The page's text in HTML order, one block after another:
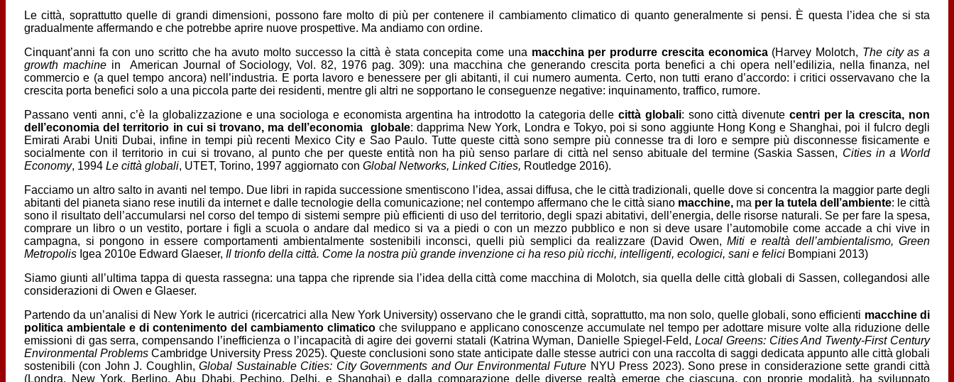
Le città, soprattutto quelle di grandi dimensioni, possono fare molto di più per contenere il cambiamento climatico di quanto generalmente si pensi. È questa l’idea che si sta
gradualmente affermando e che potrebbe aprire nuove prospettive. Ma andiamo con ordine.
Cinquant’anni fa con uno scritto che ha avuto molto successo la città è stata concepita come una macchina per produrre crescita economica(Harvey Molotch, The city as a
growth machine in American Journal of Sociology, Vol. 82, 1976 pag. 309): una macchina che generando crescita porta benefici a chi opera nell’edilizia, nella finanza, nel
commercio e (a quel tempo ancora) nell’industria. E porta lavoro e benessere per gli abitanti, il cui numero aumenta. Certo, non tutti erano d’accordo: i critici osservavano che la
crescita porta benefici solo a una piccola parte dei residenti, mentre gli altri ne sopportano le conseguenze negative: inquinamento, traffico, rumore.
Passano venti anni, c’è la globalizzazione e una sociologa e economista argentina ha introdotto la categoria dellecittà globali: sono città divenute centri per la crescita, non
dell’economia del territorio in cui si trovano, ma dell’economia globale: dapprima New York, Londra e Tokyo, poi si sono aggiunte Hong Kong e Shanghai, poi il fulcro degli
Emirati Arabi Uniti Dubai, infine in tempi più recenti Mexico City e Sao Paulo. Tutte queste città sono sempre più connesse tra di loro e sempre più disconnesse fisicamente e
socialmente con il territorio in cui si trovano, al punto che per queste entità non ha più senso parlare di città nel senso abituale del termine (Saskia Sassen, Cities in a World
Economy, 1994 Le città globali, UTET, Torino, 1997 aggiornato con Global Networks, Linked Cities, Routledge 2016).
Facciamo un altro salto in avanti nel tempo. Due libri in rapida successione smentiscono l’idea, assai diffusa, che le città tradizionali, quelle dove si concentra la maggior parte degli
abitanti del pianeta siano rese inutili da internet e dalle tecnologie della comunicazione; nel contempo affermano che le città siano macchine, ma per la tutela dell’ambiente: le città
sono il risultato dell’accumularsi nel corso del tempo di sistemi sempre più efficienti di uso del territorio, degli spazi abitativi, dell’energia, delle risorse naturali. Se per fare la spesa,
comprare un libro o un vestito, portare i figli a scuola o andare dal medico si va a piedi o con un mezzo pubblico e non si deve usare l’automobile come accade a chi vive in
campagna, si pongono in essere comportamenti ambientalmente sostenibili inconsci, quelli più semplici da realizzare (David Owen, Miti e realtà dell’ambientalismo, Green
Metropolis Igea 2010e Edward Glaeser, Il trionfo della città. Come la nostra più grande invenzione ci ha reso più ricchi, intelligenti, ecologici, sani e felici Bompiani 2013)
Siamo giunti all’ultima tappa di questa rassegna: una tappa che riprende sia l’idea della città come macchina di Molotch, sia quella delle città globali di Sassen, collegandosi alle
considerazioni di Owen e Glaeser.
Partendo da un’analisi di New York le autrici (ricercatrici alla New York University) osservano che le grandi città, soprattutto, ma non solo, quelle globali, sono efficienti macchine di
politica ambientale e di contenimento del cambiamento climaticoche sviluppano e applicano conoscenze accumulate nel tempo per adottare misure volte alla riduzione delle
emissioni di gas serra, compensando l’inefficienza o l’incapacità di agire dei governi statali (Katrina Wyman, Danielle Spiegel-Feld, Local Greens: Cities And Twenty-First Century
Environmental Problems Cambridge University Press 2025). Queste conclusioni sono state anticipate dalle stesse autrici con una raccolta di saggi dedicata appunto alle città globali
sostenibili (con John J. Coughlin,Global Sustainable Cities: City Governments and Our Environmental Future NYU Press 2023). Sono prese in considerazione sette grandi città
(Londra, New York, Berlino, Abu Dhabi, Pechino, Delhi, e Shanghai) e dalla comparazione delle diverse realtà emerge che ciascuna, con proprie modalità, ha sviluppato